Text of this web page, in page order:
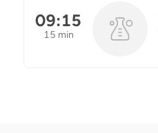
09:15
15 min